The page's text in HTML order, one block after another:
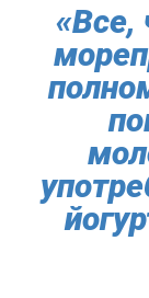
«Все,